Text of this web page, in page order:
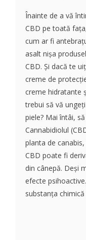
Înainte de a vă
CBD pe toată
cum ar fi
asalt nișa
CBD. Și dacă te
creme de
creme hidratante
trebui să vă
piele? Mai întâi,
Cannabidiolul
planta de
CBD poate fi
din cânepă. Deși
efecte
substanța